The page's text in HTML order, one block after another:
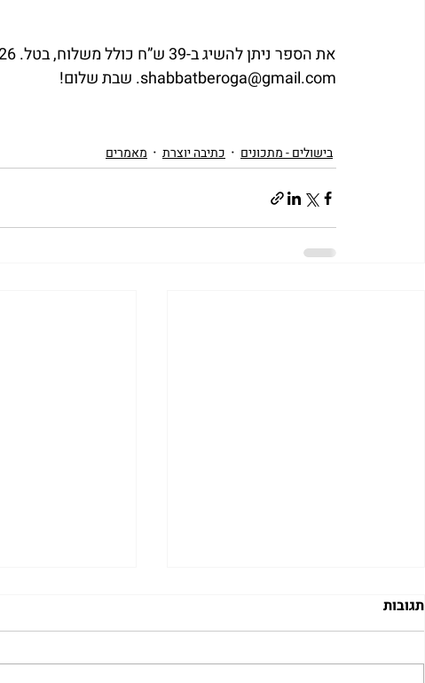
shabbatberoga@gmail.com. שבת שלום!
בישולים - מתכונים כתיבה יוצרת מאמרים
תגובות